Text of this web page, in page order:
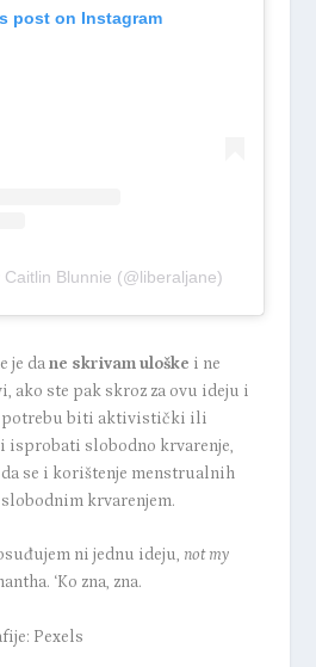
post on Instagram
Blunnie (@liberaljane)
je dane skrivam uloške i ne
ako ste pak skroz za ovu ideju i
potrebu biti aktivistički ili
isprobati slobodno krvarenje,
se i korištenje menstrualnih
krvarenjem.
ni jednu ideju, not my
‘Ko zna, zna.
Pexels